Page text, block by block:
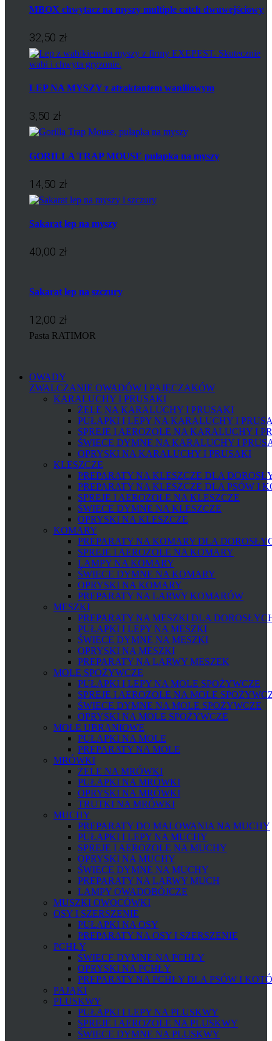
MBOX chwytacz na myszy multiple catch dwuwejściowy
32,50 zł
LEP NA MYSZY z atraktantem waniliowym
3,50 zł
GORILLA TRAP MOUSE pułapka na myszy
14,50 zł
Sakarat lep na myszy
40,00 zł
Sakarat lep na szczury
12,00 zł
Pasta RATIMOR
OWADY
ZWALCZANIE OWADÓW I PAJĘCZAKÓW
KARALUCHY I PRUSAKI
ŻELE NA KARALUCHY I PRUSAKI
PUŁAPKI I LEPY NA KARALUCHY I
SPREJE I AEROZOLE NA KARALUCHY I
ŚWIECE DYMNE NA KARALUCHY I
OPRYSKI NA KARALUCHY I PRUSAKI
KLESZCZE
PREPARATY NA KLESZCZE DLA
PREPARATY NA KLESZCZE DLA PSÓW I
SPREJE I AEROZOLE NA KLESZCZE
ŚWIECE DYMNE NA KLESZCZE
OPRYSKI NA KLESZCZE
KOMARY
PREPARATY NA KOMARY DLA
SPREJE I AEROZOLE NA KOMARY
LAMPY NA KOMARY
ŚWIECE DYMNE NA KOMARY
OPRYSKI NA KOMARY
PREPARATY NA LARWY KOMARÓW
MESZKI
PREPARATY NA MESZKI DLA
PUŁAPKI I LEPY NA MESZKI
ŚWIECE DYMNE NA MESZKI
OPRYSKI NA MESZKI
PREPARATY NA LARWY MESZEK
MOLE SPOŻYWCZE
PUŁAPKI I LEPY NA MOLE SPOŻYWCZE
SPREJE I AEROZOLE NA MOLE
ŚWIECE DYMNE NA MOLE SPOŻYWCZE
OPRYSKI NA MOLE SPOŻYWCZE
MOLE UBRANIOWE
PUŁAPKI NA MOLE
PREPARATY NA MOLE
MRÓWKI
ŻELE NA MRÓWKI
PUŁAPKI NA MRÓWKI
OPRYSKI NA MRÓWKI
TRUTKI NA MRÓWKI
MUCHY
PREPARATY DO MALOWANIA NA MUCHY
PUŁAPKI I LEPY NA MUCHY
SPREJE I AEROZOLE NA MUCHY
OPRYSKI NA MUCHY
ŚWIECE DYMNE NA MUCHY
PREPARATY NA LARWY MUCH
LAMPY OWADOBÓJCZE
MUSZKI OWOCÓWKI
OSY I SZERSZENIE
PUŁAPKI NA OSY
PREPARATY NA OSY I SZERSZENIE
PCHŁY
ŚWIECE DYMNE NA PCHŁY
OPRYSKI NA PCHŁY
PREPARATY NA PCHŁY DLA PSÓW I
PAJĄKI
PLUSKWY
PUŁAPKI I LEPY NA PLUSKWY
SPREJE I AEROZOLE NA PLUSKWY
ŚWIECE DYMNE NA PLUSKWY